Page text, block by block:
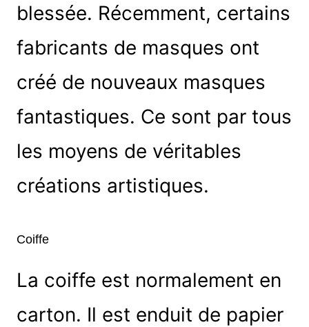
blessée. Récemment, certains
fabricants de masques ont
créé de nouveaux masques
fantastiques. Ce sont par tous
les moyens de véritables
créations artistiques.
Coiffe
La coiffe est normalement en
carton. Il est enduit de papier